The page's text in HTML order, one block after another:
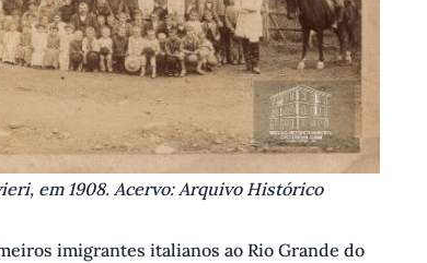
em 1908. Acervo: Arquivo Histórico
imigrantes italianos ao Rio Grande do